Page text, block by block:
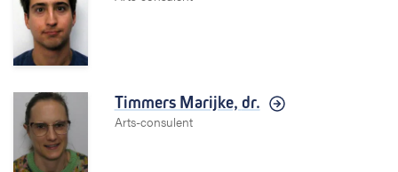
Timmers Marijke, dr.
Arts-consulent